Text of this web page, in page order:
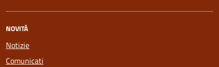
NOVITÀ
Notizie
Comunicati